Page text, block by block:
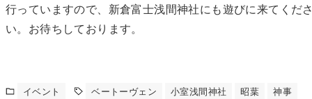
行っていますので、新倉富士浅間神社にも遊びに来てくだ
い。お待ちしております。
イベント ベートーヴェン 小室浅間神社 昭葉 神事